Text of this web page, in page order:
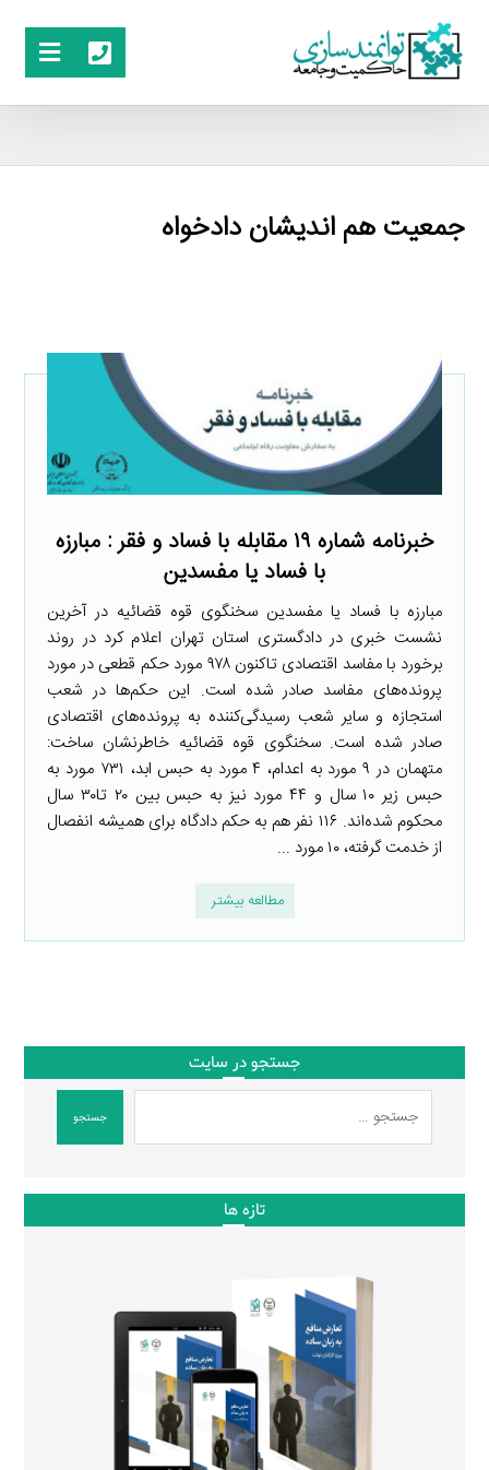
جمعیت هم اندیشان دادخواه
خبرنامه شماره ۱۹ مقابله با فساد و فقر : مبارزه
با فساد یا مفسدین
مبارزه با فساد یا مفسدین سخنگوی قوه قضائیه در آخرین
نشست خبری در دادگستری استان تهران اعلام کرد در روند
برخورد با مفاسد اقتصادی تاکنون ۹۷۸ مورد حکم قطعی در مورد
پرونده‌های مفاسد صادر شده است. این حکم‌ها در شعب
استجازه و سایر شعب رسیدگی‌کننده به پرونده‌های اقتصادی
صادر شده است. سخنگوی قوه قضائیه خاطرنشان ساخت:
متهمان در ۹ مورد به اعدام، ۴ مورد به حبس ابد، ۷۳۱ مورد به
حبس زیر ۱۰ سال و ۴۴ مورد نیز به حبس بین ۲۰ تا۳۰ سال
محکوم شده‌اند. ۱۱۶ نفر هم به حکم دادگاه برای همیشه انفصال
از خدمت گرفته، ۱۰ مورد ...
مطالعه بیشتر
جستجو در سایت
جستجو
تازه ها